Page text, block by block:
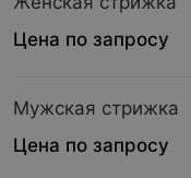
Цена по запросу
Мужская стрижка
Цена по запросу